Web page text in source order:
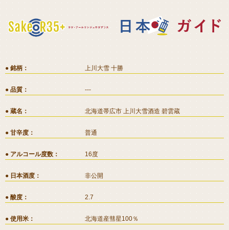
銘柄 上川大雪 十勝
品質 ---
蔵名 北海道帯広市 上川大雪酒造 碧雲蔵
甘辛度 普通
アルコール度数 16度
日本酒度 非公開
酸度 2.7
使用米 北海道産彗星100％